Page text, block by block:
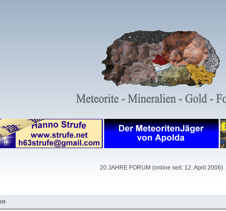
20 JAHRE FORUM (online seit: 12. April 2006)